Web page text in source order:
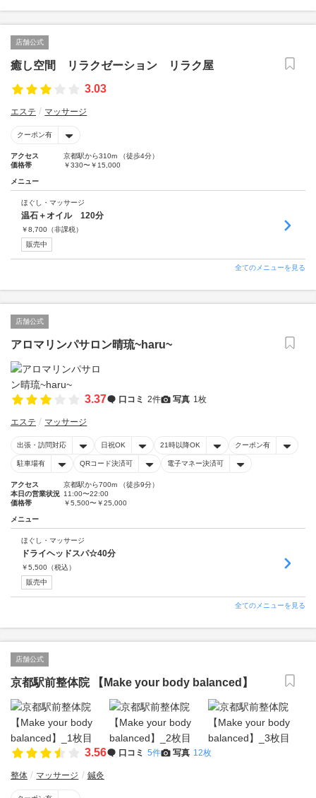
店舗公式
癒し空間 リラクゼーション リラク屋
3.03
エステ マッサージ
クーポン有
アクセス
京都駅から310m （徒歩4分）
価格帯
￥330〜￥15,000
メニュー
ほぐし・マッサージ
温石＋オイル 120分
￥8,700 （非課税）
販売中
全てのメニューを見る
店舗公式
アロマリンパサロン晴琉~haru~
3.37 口コミ 2件 写真 1枚
エステ マッサージ
出張・訪問対応 日祝OK 21時以降OK クーポン有
駐車場有 QRコード決済可 電子マネー決済可
アクセス
京都駅から700m （徒歩9分）
本日の営業状況 11:00〜22:00
価格帯
￥5,500〜￥25,000
メニュー
ほぐし・マッサージ
ドライヘッドスパ☆40分
￥5,500 （税込）
販売中
全てのメニューを見る
店舗公式
京都駅前整体院 【Make your body balanced】
3.56 口コミ 5件 写真 12枚
整体 マッサージ 鍼灸